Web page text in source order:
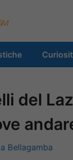
del
Bellagamba